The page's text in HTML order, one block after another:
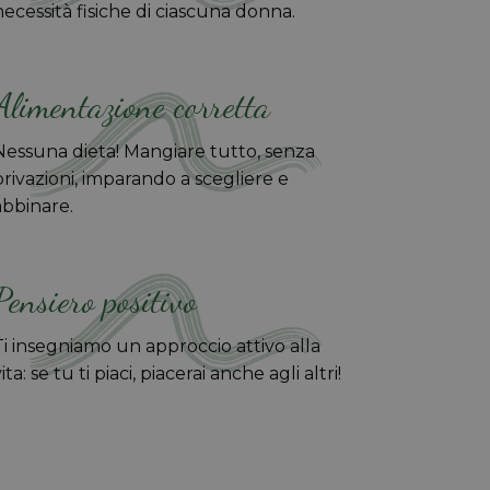
fisiche di ciascuna donna.
corretta
dieta! Mangiare tutto, senza
imparando a scegliere e
positivo
insegniamo un approccio attivo alla
se tu ti piaci, piacerai anche agli altri!